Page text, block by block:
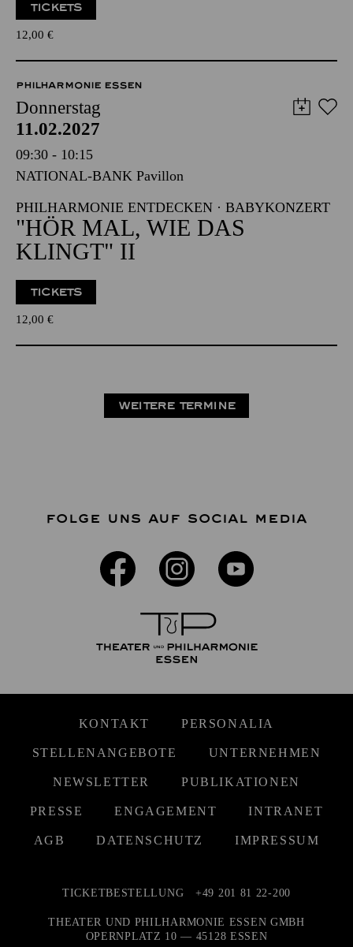
TICKETS
12,00 €
PHILHARMONIE ESSEN
Donnerstag
11.02.2027
09:30 - 10:15
NATIONAL-BANK Pavillon
PHILHARMONIE ENTDECKEN · BABYKONZERT
"HÖR MAL, WIE DAS
KLINGT" II
TICKETS
12,00 €
WEITERE TERMINE
FOLGE UNS AUF SOCIAL MEDIA
KONTAKT PERSONALIA
STELLENANGEBOTE UNTERNEHMEN
NEWSLETTER PUBLIKATIONEN
PRESSE ENGAGEMENT INTRANET
AGB DATENSCHUTZ IMPRESSUM
TICKETBESTELLUNG +49 201 81 22-200
THEATER UND PHILHARMONIE ESSEN GMBH
OPERNPLATZ 10 — 45128 ESSEN